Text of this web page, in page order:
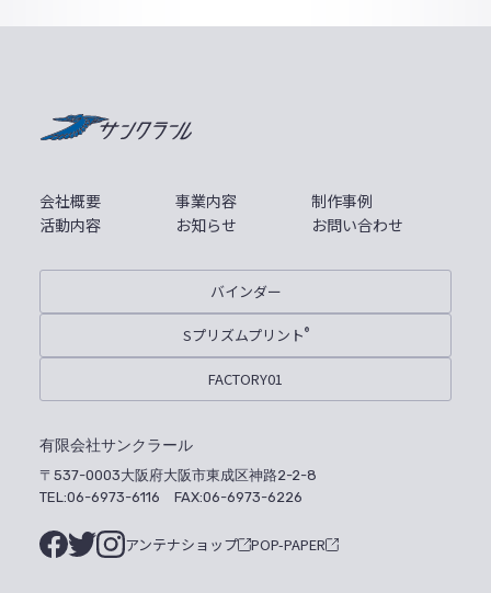
会社概要 事業内容
制作事例
活動内容
お知らせ お問い合わせ
バインダー
Sプリズムプリント®
FACTORY01
有限会社サンクラール
〒537-0003大阪府大阪市東成区神路2-2-8
TEL:06-6973-6116 FAX:06-6973-6226
アンテナショップ POP-PAPER